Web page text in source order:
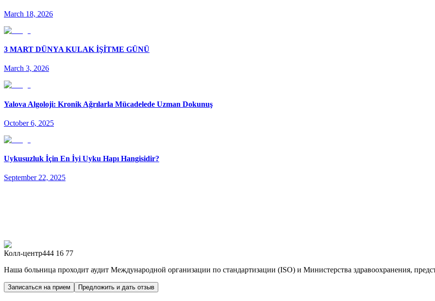
March 18, 2026
3 MART DÜNYA KULAK İŞİTME GÜNÜ
March 3, 2026
Yalova Algoloji: Kronik Ağrılarla Mücadelede Uzman Dokunuş
October 6, 2025
Uykusuzluk İçin En İyi Uyku Hapı Hangisidir?
September 22, 2025
Колл-центр444 16 77
Наша больница проходит аудит Международной организации по стандартизации (ISO) и Министерства здравоохранения,
Записаться на прием Предложить и дать отзыв